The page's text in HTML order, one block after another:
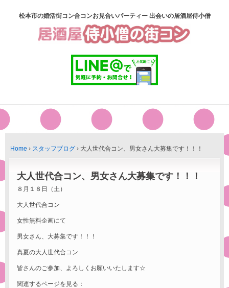
松本市の婚活街コン合コンお見合いパーティー 出会いの居酒屋侍小僧
Home › スタッフブログ › 大人世代合コン、男女さん大募集です！！！
大人世代合コン、男女さん大募集です！！！
８月１８日（土）
大人世代合コン
女性無料企画にて
男女さん、大募集です！！！
真夏の大人世代合コン
皆さんのご参加、よろしくお願いいたします☆
関連するページを見る：